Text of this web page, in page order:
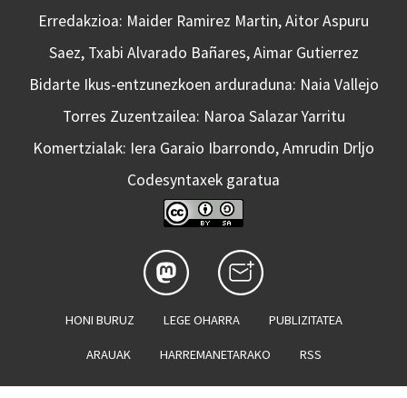
Erredakzioa: Maider Ramirez Martin, Aitor Aspuru
Saez, Txabi Alvarado Bañares, Aimar Gutierrez
Bidarte Ikus-entzunezkoen arduraduna: Naia Vallejo
Torres Zuzentzailea: Naroa Salazar Yarritu
Komertzialak: Iera Garaio Ibarrondo, Amrudin Drljo
Codesyntaxek garatua
HONI BURUZ LEGE OHARRA PUBLIZITATEA
ARAUAK HARREMANETARAKO RSS